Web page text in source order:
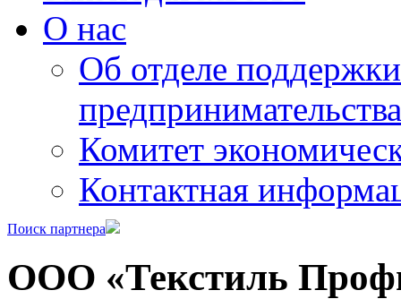
О нас
Об отделе
предпринимательства
Комитет
Контактная
Поиск партнера
ООО «Текстиль